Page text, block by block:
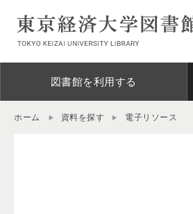
図書館を利用する
ホーム 資料を探す 電子リソース